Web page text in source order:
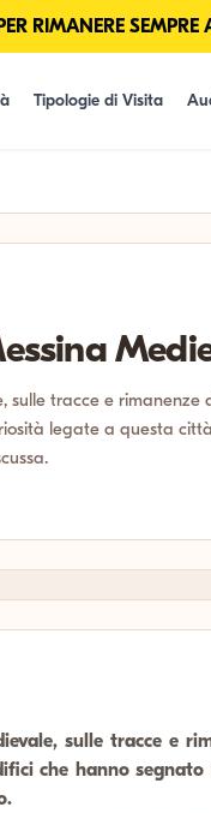
RIMANERE
Tipologie di Visita
tracce e rimanenze
legate a questa
sulle tracce e
che hanno